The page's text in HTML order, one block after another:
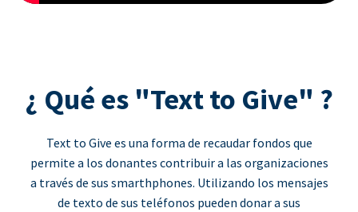
¿ Qué es "Text to Give" ?
Text to Give es una forma de recaudar fondos que
permite a los donantes contribuir a las organizaciones
a través de sus smarthphones. Utilizando los mensajes
de texto de sus teléfonos pueden donar a sus